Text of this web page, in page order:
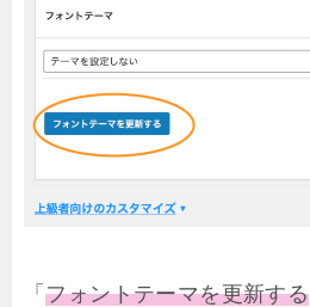
「フォントテーマを更新する